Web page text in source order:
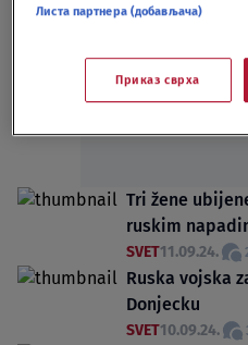
Tri žene
ruskim
SVET11.09.24.
Ruska vojska
Donjecku
SVET10.09.24.
Листа партнера (добављача)
Приказ сврха